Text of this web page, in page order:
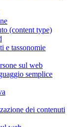
(content type)
e tassonomie
sul web
semplice
dei contenuti